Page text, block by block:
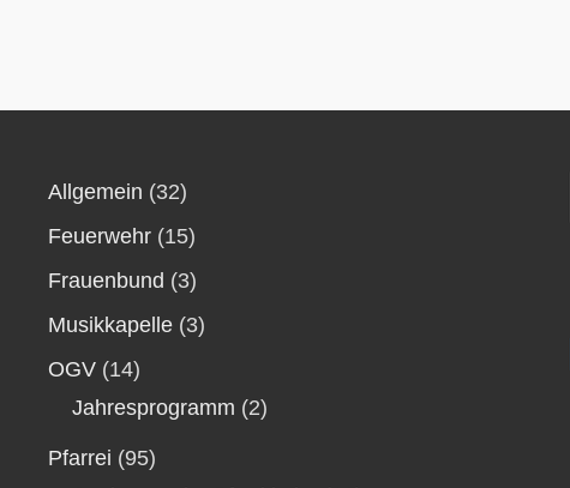
Allgemein (32)
Feuerwehr (15)
Frauenbund (3)
Musikkapelle (3)
OGV (14)
Jahresprogramm (2)
Pfarrei (95)